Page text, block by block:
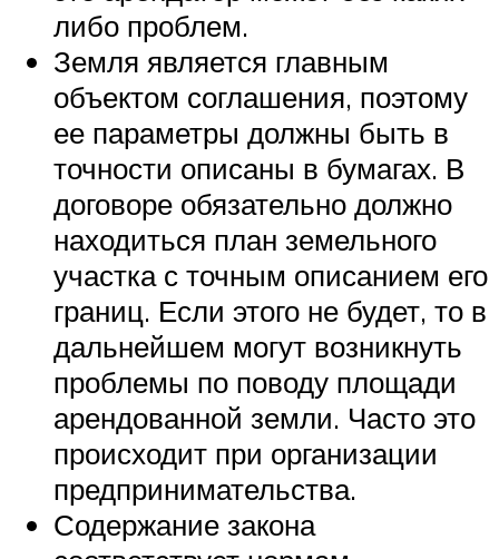
либо проблем.
Земля является главным
объектом соглашения, поэтому
ее параметры должны быть в
точности описаны в бумагах. В
договоре обязательно должно
находиться план земельного
участка с точным описанием его
границ. Если этого не будет, то в
дальнейшем могут возникнуть
проблемы по поводу площади
арендованной земли. Часто это
происходит при организации
предпринимательства.
Содержание закона